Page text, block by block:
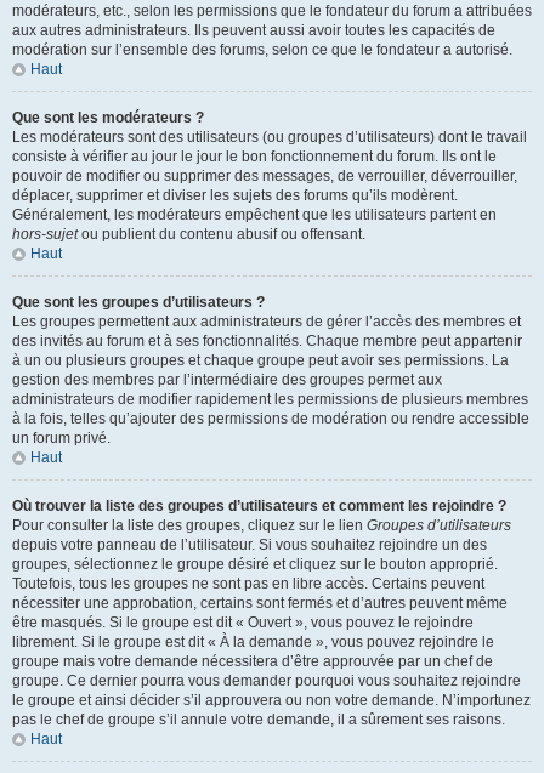
modérateurs, etc., selon les permissions que le fondateur du forum a attribuées
aux autres administrateurs. Ils peuvent aussi avoir toutes les capacités de
modération sur l’ensemble des forums, selon ce que le fondateur a autorisé.
Haut
Que sont les modérateurs ?
Les modérateurs sont des utilisateurs (ou groupes d’utilisateurs) dont le travail
consiste à vérifier au jour le jour le bon fonctionnement du forum. Ils ont le
pouvoir de modifier ou supprimer des messages, de verrouiller, déverrouiller,
déplacer, supprimer et diviser les sujets des forums qu’ils modèrent.
Généralement, les modérateurs empêchent que les utilisateurs partent en
hors-sujetou publient du contenu abusif ou offensant.
Haut
Que sont les groupes d’utilisateurs ?
Les groupes permettent aux administrateurs de gérer l’accès des membres et
des invités au forum et à ses fonctionnalités. Chaque membre peut appartenir
à un ou plusieurs groupes et chaque groupe peut avoir ses permissions. La
gestion des membres par l’intermédiaire des groupes permet aux
administrateurs de modifier rapidement les permissions de plusieurs membres
à la fois, telles qu’ajouter des permissions de modération ou rendre accessible
un forum privé.
Haut
Où trouver la liste des groupes d’utilisateurs et comment les rejoindre ?
Pour consulter la liste des groupes, cliquez sur le lien Groupes d’utilisateurs
depuis votre panneau de l’utilisateur. Si vous souhaitez rejoindre un des
groupes, sélectionnez le groupe désiré et cliquez sur le bouton approprié.
Toutefois, tous les groupes ne sont pas en libre accès. Certains peuvent
nécessiter une approbation, certains sont fermés et d’autres peuvent même
être masqués. Si le groupe est dit « Ouvert », vous pouvez le rejoindre
librement. Si le groupe est dit « À la demande », vous pouvez rejoindre le
groupe mais votre demande nécessitera d’être approuvée par un chef de
groupe. Ce dernier pourra vous demander pourquoi vous souhaitez rejoindre
le groupe et ainsi décider s’il approuvera ou non votre demande. N’importunez
pas le chef de groupe s’il annule votre demande, il a sûrement ses raisons.
Haut